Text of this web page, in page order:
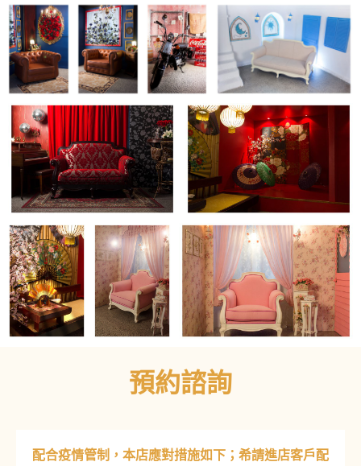
預約諮詢
配合疫情管制，本店應對措施如下；希請進店客戶配